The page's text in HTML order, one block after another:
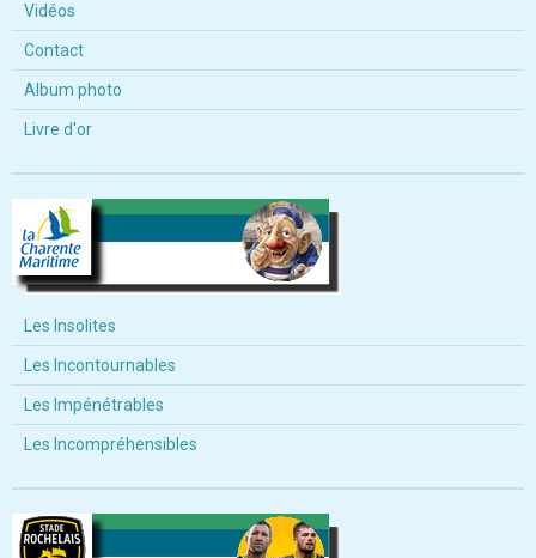
Vidéos
Contact
Album photo
Livre d'or
Les Insolites
Les Incontournables
Les Impénétrables
Les Incompréhensibles